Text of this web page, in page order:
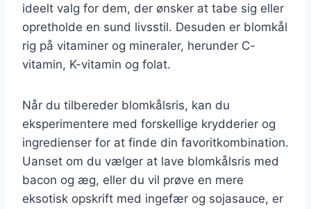
ideelt valg for dem, der ønsker at tabe sig eller
opretholde en sund livsstil. Desuden er blomkål
rig på vitaminer og mineraler, herunder C-
vitamin, K-vitamin og folat.
Når du tilbereder blomkålsris, kan du
eksperimentere med forskellige krydderier og
ingredienser for at finde din favoritkombination.
Uanset om du vælger at lave blomkålsris med
bacon og æg, eller du vil prøve en mere
eksotisk opskrift med ingefær og sojasauce, er